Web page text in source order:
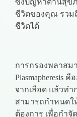
ซึ่งปัญหาด้านสุข
ชีวิตของคุณ รวม
ชีวิตได้
การกรองพลาสมา
Plasmapheresis
จากเลือด แล้วท
สามารถกำหนด
ต้องการ เพื่อกำ